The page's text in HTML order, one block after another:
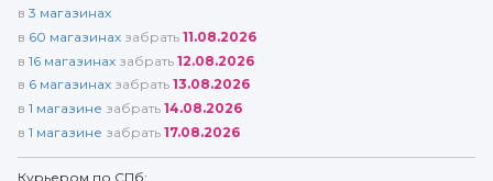
в 3 магазинах
в 60 магазинах забрать 11.08.2026
в 16 магазинах забрать 12.08.2026
в 6 магазинах забрать 13.08.2026
в 1 магазине забрать 14.08.2026
в 1 магазине забрать 17.08.2026
Курьером по СПб: